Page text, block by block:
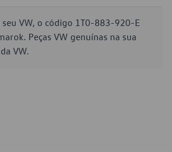
VW, o código 1T0-883-920-E
Peças VW genuínas na sua
VW.